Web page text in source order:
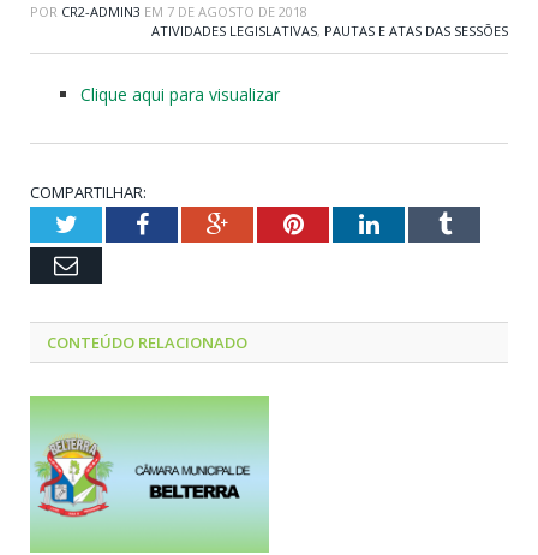
POR CR2-ADMIN3 EM 7 DE AGOSTO DE 2018
ATIVIDADES LEGISLATIVAS, PAUTAS E ATAS DAS SESSÕES
Clique aqui para visualizar
COMPARTILHAR:
TwitterFacebookGoogle+PinterestLinkedInTumblr
Email
CONTEÚDO RELACIONADO